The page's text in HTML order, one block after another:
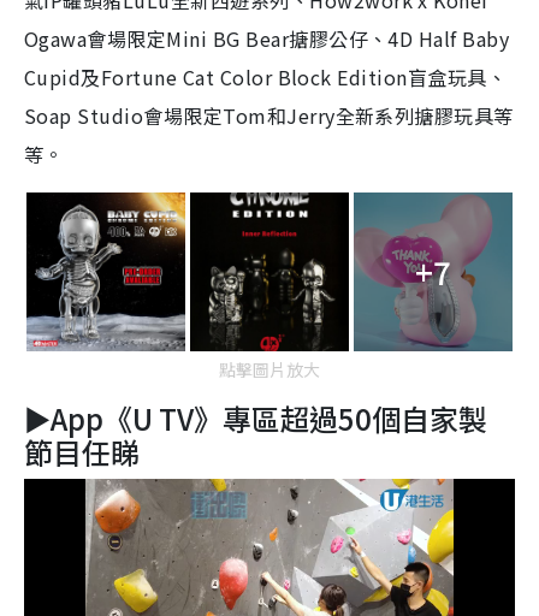
Ogawa會場限定Mini BG Bear搪膠公仔、4D Half Baby
Cupid及Fortune Cat Color Block Edition盲盒玩具、
Soap Studio會場限定Tom和Jerry全新系列搪膠玩具等
等。
+7
點擊圖片放大
►App《U TV》專區超過50個自家製
節目任睇